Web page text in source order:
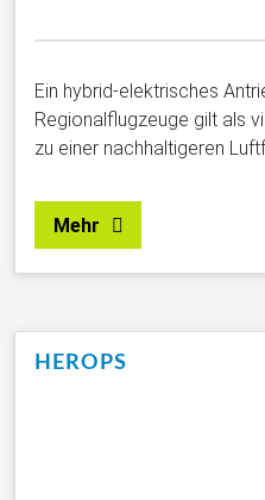
Ein hybrid-elektrisches
Regionalflugzeuge gilt als
zu einer nachhaltigeren
Mehr
HEROPS